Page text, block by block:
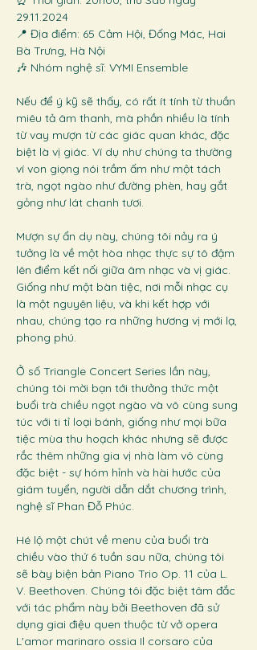
29.11.2024
📍 Địa điểm: 65 Cảm Hội, Đống Mác, Hai
Bà Trưng, Hà Nội
🎶 Nhóm nghệ sĩ: VYMI Ensemble
Nếu để ý kỹ sẽ thấy, có rất ít tính từ thuần
miêu tả âm thanh, mà phần nhiều là tính
từ vay mượn từ các giác quan khác, đặc
biệt là vị giác. Ví dụ như chúng ta thường
ví von giọng nói trầm ấm như một tách
trà, ngọt ngào như đường phèn, hay gắt
gỏng như lát chanh tươi.
Mượn sự ẩn dụ này, chúng tôi nảy ra ý
tưởng là về một hòa nhạc thực sự tô đậm
lên điểm kết nối giữa âm nhạc và vị giác.
Giống như một bàn tiệc, nơi mỗi nhạc cụ
là một nguyên liệu, và khi kết hợp với
nhau, chúng tạo ra những hương vị mới lạ,
phong phú.
Ở số Triangle Concert Series lần này,
chúng tôi mời bạn tới thưởng thức một
buổi trà chiều ngọt ngào và vô cùng sung
túc với ti tỉ loại bánh, giống như mọi bữa
tiệc mùa thu hoạch khác nhưng sẽ được
rắc thêm những gia vị nhà làm vô cùng
đặc biệt - sự hóm hỉnh và hài hước của
giám tuyển, người dẫn dắt chương trình,
nghệ sĩ Phan Đỗ Phúc.
Hé lộ một chút về menu của buổi trà
chiều vào thứ 6 tuần sau nữa, chúng tôi
sẽ bày biện bản Piano Trio Op. 11 của L.
V. Beethoven. Chúng tôi đặc biệt tâm đắc
với tác phẩm này bởi Beethoven đã sử
dụng giai điệu quen thuộc từ vở opera
L'amor marinaro ossia Il corsaro của